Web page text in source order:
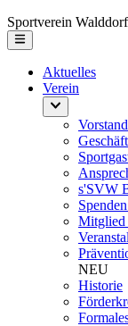
Sportverein
Aktuelles
Verein
Vorstand
s'SVW
Mitglied
NEU
Historie